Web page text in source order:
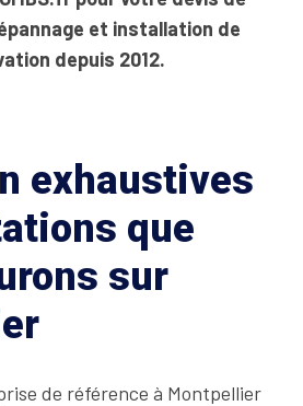
et installation de
depuis 2012.
exhaustives
que
sur
de référence à Montpellier